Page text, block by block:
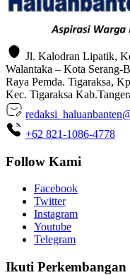
Jl. Kalodran Lipatik,
Walantaka – Kota Serang-
Raya Pemda. Tigaraksa,
Kec. Tigaraksa
+62 821-1086-4778
Follow Kami
Facebook
Twitter
Instagram
Youtube
Telegram
Ikuti